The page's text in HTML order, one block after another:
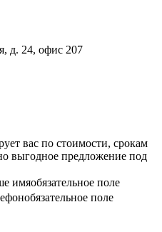
д. 24, офис 207
вас по стоимости, срокам
выгодное предложение под
имяобязательное поле
обязательное поле